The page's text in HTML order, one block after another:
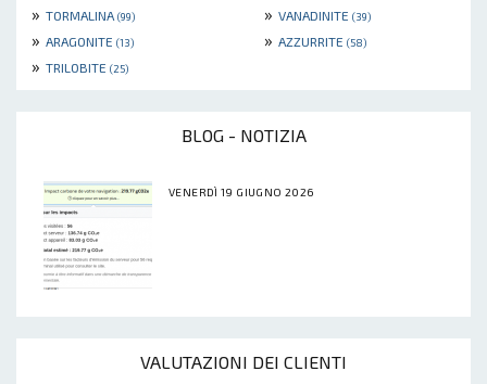
» TORMALINA (99) » VANADINITE (39)
» ARAGONITE (13) » AZZURRITE (58)
» TRILOBITE (25)
BLOG - NOTIZIA
VENERDÌ 19 GIUGNO 2026
VALUTAZIONI DEI CLIENTI